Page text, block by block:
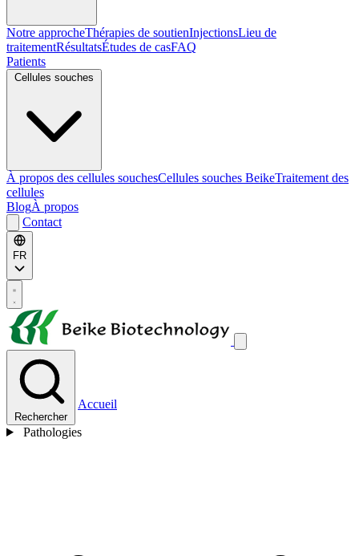
Notre approcheThérapies de soutienInjectionsLieu de
traitementRésultatsÉtudes de casFAQ
Patients
À propos des cellules souchesCellules souches BeikeTraitement des
cellules
BlogÀ propos
Contact
FR
Rechercher
Accueil
Pathologies